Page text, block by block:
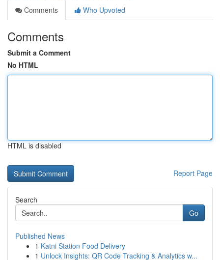
Comments
Who Upvoted
Comments
Submit a Comment
No HTML
HTML is disabled
Report Page
Search
Go
Published News
1 Katni Station Food Delivery
1 Unlock Insights: QR Code Tracking & Analytics w...